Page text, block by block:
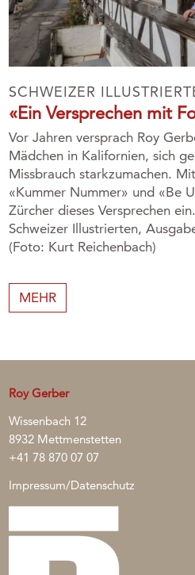
SCHWEIZER
«Ein Versprechen mit
Vor Jahren versprach Roy
Mädchen in Kalifornien, sich
Missbrauch starkzumachen.
«Kummer Nummer» und «Be
Zürcher dieses Versprechen
Schweizer Illustrierten,
(Foto: Kurt Reichenbach)
MEHR
Roy Gerber
Wissenbach 12
8932 Mettmenstetten
+41 78 870 07 07
Impressum/Datenschutz